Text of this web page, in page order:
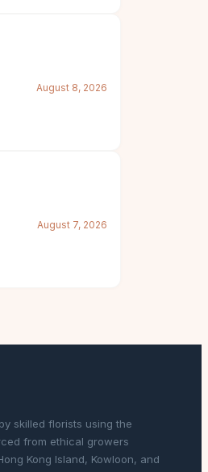
August 8, 2026
August 7, 2026
skilled florists using the
from ethical growers
Kong Island, Kowloon, and